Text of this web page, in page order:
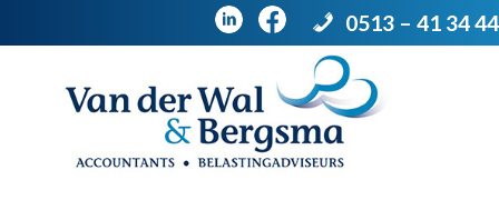
0513 – 41 34 44